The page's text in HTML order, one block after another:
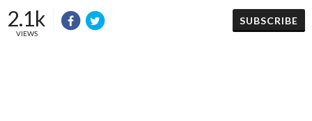
2.1k
VIEWS
SUBSCRIBE